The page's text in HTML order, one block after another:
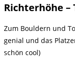
Richterhöhe –
Zum Bouldern und
genial und das
schön cool)